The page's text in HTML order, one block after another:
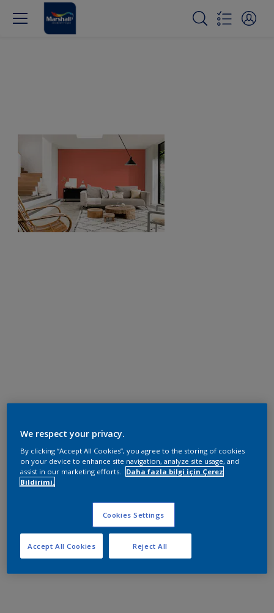
We respect your privacy.
By clicking “Accept All Cookies”, you agree to the storing of cookies
on your device to enhance site navigation, analyze site usage, and
assist in our marketing efforts.
Daha fazla bilgi için Çerez
Bildirimi.
Cookies Settings
Reject All
Accept All Cookies